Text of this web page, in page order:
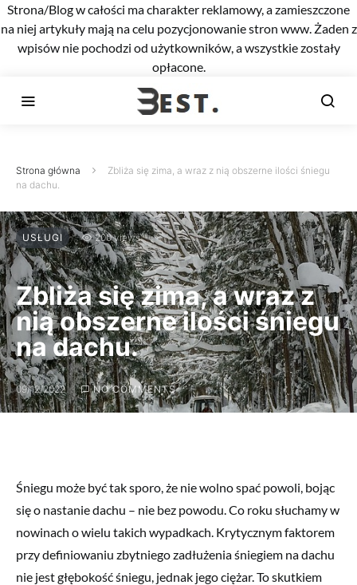
Strona/Blog w całości ma charakter reklamowy, a zamieszczone
na niej artykuły mają na celu pozycjonowanie stron www. Żaden z
wpisów nie pochodzi od użytkowników, a wszystkie zostały
opłacone.
Strona główna
Zbliża się zima, a wraz z nią obszerne ilości śniegu
na dachu.
USŁUGI 200 views
Zbliża się zima, a wraz z
nią obszerne ilości śniegu
na dachu.
09/12/2022 NO COMMENTS
Śniegu może być tak sporo, że nie wolno spać powoli, bojąc
się o nastanie dachu – nie bez powodu. Co roku słuchamy w
nowinach o wielu takich wypadkach. Krytycznym faktorem
przy definiowaniu zbytniego zadłużenia śniegiem na dachu
nie jest głębokość śniegu, jednak jego ciężar. To skutkiem